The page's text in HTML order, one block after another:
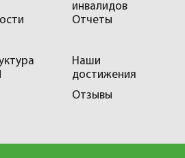
инвалидов
Отчеты
Наши
достижения
Отзывы